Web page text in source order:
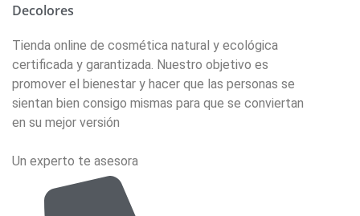
Decolores
Tienda online de cosmética natural y ecológica
certificada y garantizada. Nuestro objetivo es
promover el bienestar y hacer que las personas se
sientan bien consigo mismas para que se conviertan
en su mejor versión
Un experto te asesora